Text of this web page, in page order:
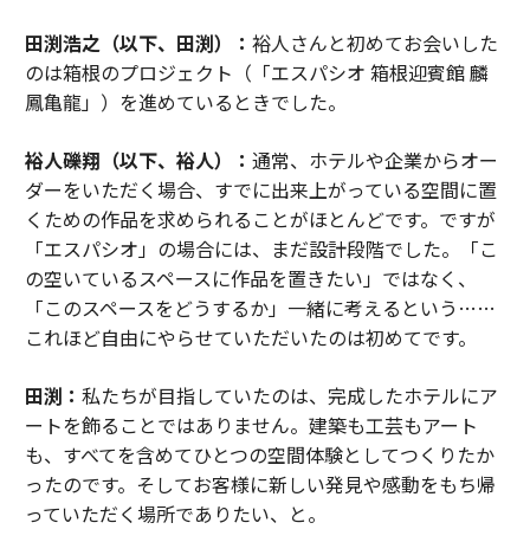
田渕浩之（以下、田渕）： 裕人さんと初めてお会いした
のは箱根のプロジェクト（「エスパシオ 箱根迎賓館 麟
鳳亀龍」）を進めているときでした。
裕人礫翔（以下、裕人）： 通常、ホテルや企業からオー
ダーをいただく場合、すでに出来上がっている空間に置
くための作品を求められることがほとんどです。ですが
「エスパシオ」の場合には、まだ設計段階でした。「こ
の空いているスペースに作品を置きたい」ではなく、
「このスペースをどうするか」一緒に考えるという……
これほど自由にやらせていただいたのは初めてです。
田渕： 私たちが目指していたのは、完成したホテルにア
ートを飾ることではありません。建築も工芸もアート
も、すべてを含めてひとつの空間体験としてつくりたか
ったのです。そしてお客様に新しい発見や感動をもち帰
っていただく場所でありたい、と。